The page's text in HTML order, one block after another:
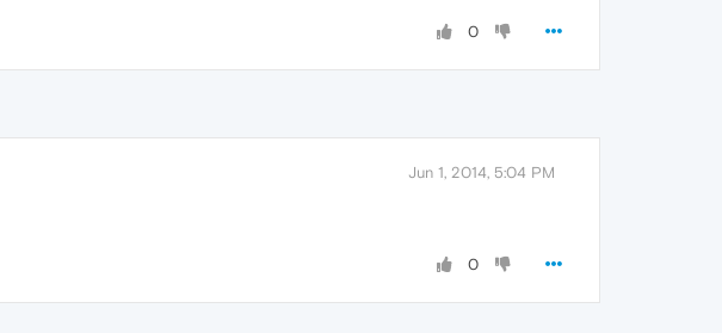
0
Jun 1, 2014, 5:04 PM
0